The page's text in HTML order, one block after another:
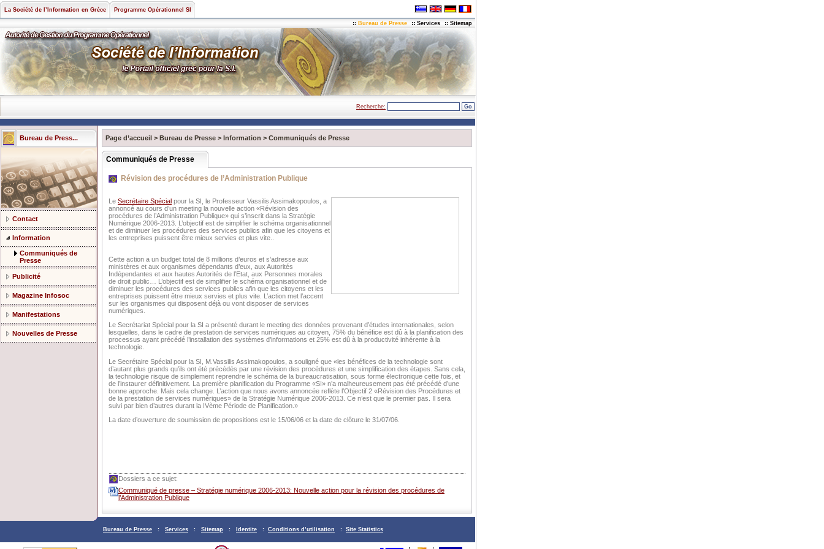
La Société de l’Information en Grèce Programme Opérationnel SI
Bureau de Presse Services Sitemap
Recherche:
Bureau de Press...
Contact
Information
Communiqués de
Presse
Publicité
Magazine Infosoc
Manifestations
Nouvelles de Presse
Page d’accueil > Bureau de Presse > Information > Communiqués de Presse
Communiqués de Presse
Révision des procédures de l’Administration Publique
Le Secrétaire Spécial pour la SI, le Professeur Vassilis Assimakopoulos, a
annoncé au cours d’un meeting la nouvelle action «Révision des
procédures de l’Administration Publique» qui s’inscrit dans la Stratégie
Numérique 2006-2013. L’objectif est de simplifier le schéma organisationnel
et de diminuer les procédures des services publics afin que les citoyens et
les entreprises puissent être mieux servies et plus vite..
Cette action a un budget total de 8 millions d’euros et s’adresse aux
ministères et aux organismes dépendants d’eux, aux Autorités
Indépendantes et aux hautes Autorités de l’Etat, aux Personnes morales
de droit public… L’objectif est de simplifier le schéma organisationnel et de
diminuer les procédures des services publics afin que les citoyens et les
entreprises puissent être mieux servies et plus vite. L’action met l’accent
sur les organismes qui disposent déjà ou vont disposer de services
numériques.
Le Secrétariat Spécial pour la SI a présenté durant le meeting des données provenant d’études internationales, selon
lesquelles, dans le cadre de prestation de services numériques au citoyen, 75% du bénéfice est dû à la planification des
processus ayant précédé l’installation des systèmes d’informations et 25% est dû à la productivité inhérente à la
technologie.
Le Secrétaire Spécial pour la SI, M.Vassilis Assimakopoulos, a souligné que «les bénéfices de la technologie sont
d’autant plus grands qu’ils ont été précédés par une révision des procédures et une simplification des étapes. Sans cela,
la technologie risque de simplement reprendre le schéma de la bureaucratisation, sous forme électronique cette fois, et
de l’instaurer définitivement. La première planification du Programme «SI» n’a malheureusement pas été précédé d’une
bonne approche. Mais cela change. L’action que nous avons annoncée reflète l’Objectif 2 «Révision des Procédures et
de la prestation de services numériques» de la Stratégie Numérique 2006-2013. Ce n’est que le premier pas. Il sera
suivi par bien d’autres durant la IVème Période de Planification.»
La date d’ouverture de soumission de propositions est le 15/06/06 et la date de clôture le 31/07/06.
Dossiers a ce sujet:
Communiqué de presse – Stratégie numérique 2006-2013: Nouvelle action pour la révision des procédures de
l’Administration Publique
Bureau de Presse : Services : Sitemap : Identite : Conditions d’utilisation : Site Statistics